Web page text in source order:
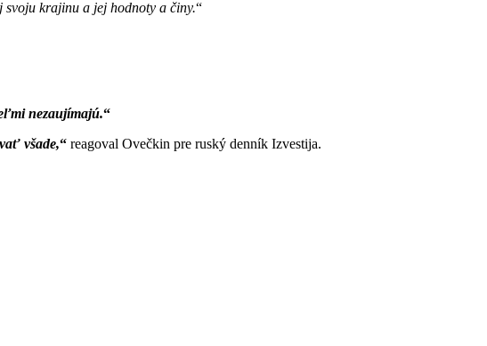
svoju krajinu a jej hodnoty a činy.
nezaujímajú.
všade,
reagoval Ovečkin pre ruský denník Izvestija.